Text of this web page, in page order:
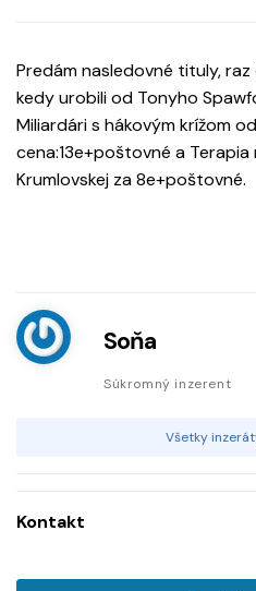
Predám nasledovné tituly,
kedy urobili od Tonyho
Miliardári s hákovým krížom
cena:13e+poštovné a
Krumlovskej za 8e+poštovné.
Soňa
Súkromný inzerent
Všetky
Kontakt